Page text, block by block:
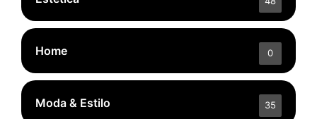
Home 0
Moda & Estilo 35